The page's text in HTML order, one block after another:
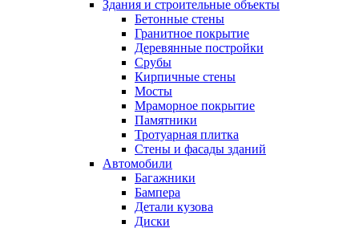
Здания и строительные объекты
Бетонные стены
Гранитное покрытие
Деревянные постройки
Срубы
Кирпичные стены
Мосты
Мраморное покрытие
Памятники
Тротуарная плитка
Стены и фасады зданий
Автомобили
Багажники
Бампера
Детали кузова
Диски